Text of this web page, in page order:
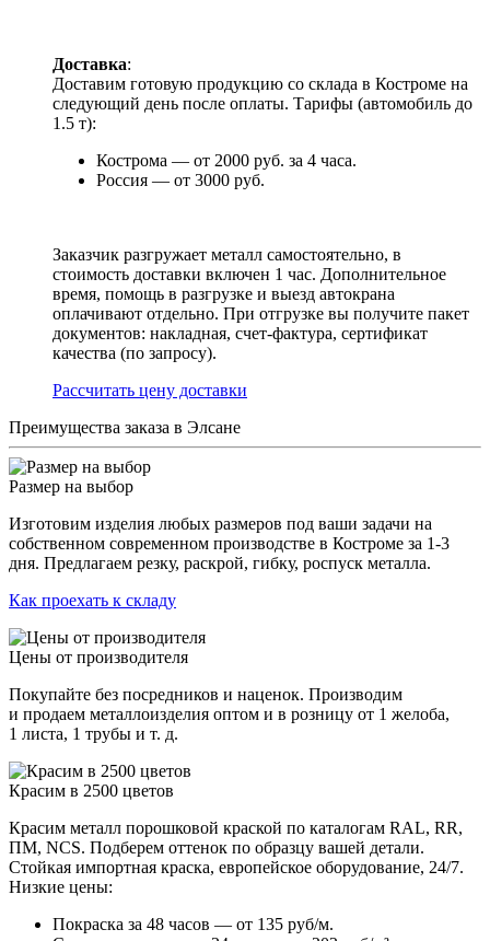
Доставка:
Доставим готовую продукцию со склада в Костроме на
следующий день после оплаты. Тарифы (автомобиль до
1.5 т):
Кострома — от 2000 руб. за 4 часа.
Россия — от 3000 руб.
Заказчик разгружает металл самостоятельно, в
стоимость доставки включен 1 час. Дополнительное
время, помощь в разгрузке и выезд автокрана
оплачивают отдельно. При отгрузке вы получите пакет
документов: накладная, счет-фактура, сертификат
качества (по запросу).
Раcсчитать цену доставки
Преимущества заказа в Элсане
Размер на выбор
Изготовим изделия любых размеров под ваши задачи на
собственном современном производстве в Костроме за 1-3
дня. Предлагаем резку, раскрой, гибку, роспуск металла.
Как проехать к складу
Цены от производителя
Покупайте без посредников и наценок. Производим
и продаем металлоизделия оптом и в розницу от 1 желоба,
1 листа, 1 трубы и т. д.
Красим в 2500 цветов
Красим металл порошковой краской по каталогам RAL, RR,
ПМ, NCS. Подберем оттенок по образцу вашей детали.
Стойкая импортная краска, европейское оборудование, 24/7.
Низкие цены:
Покраска за 48 часов — от 135 руб/м.